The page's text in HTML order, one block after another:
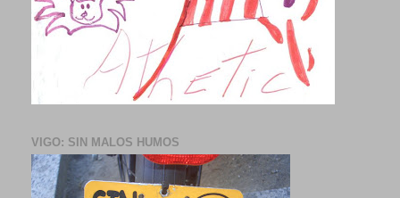
VIGO: SIN MALOS HUMOS